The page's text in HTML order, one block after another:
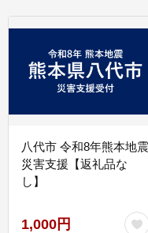
八代市 令和8年熊本地震
災害支援【返礼品な
し】
1,000円